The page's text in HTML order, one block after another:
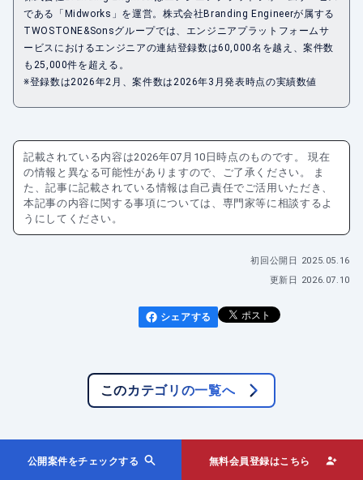
である「Midworks」を運営。株式会社Branding Engineerが属する
TWOSTONE&Sonsグループでは、エンジニアプラットフォームサ
ービスにおけるエンジニアの連結登録数は60,000名を越え、案件数
も25,000件を超える。
※登録数は2026年2月、案件数は2026年3月発表時点の実績数値
記載されている内容は2026年07月10日 時点のものです。 現在
の情報と異なる可能性がありますので、ご了承ください。 ま
た、記事に記載されている情報は自己責任でご活用いただき、
本記事の内容に関する事項については、専門家等に相談するよ
うにしてください。
初回公開日
2025.05.16
更新日
2026.07.10
シェアする
このカテゴリの一覧へ
公開案件をチェックする 無料会員登録はこちら